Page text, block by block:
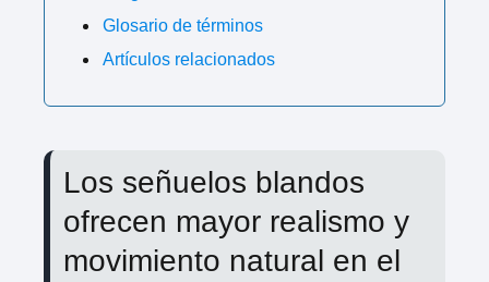
Glosario de términos
Artículos relacionados
Los señuelos blandos
ofrecen mayor realismo y
movimiento natural en el